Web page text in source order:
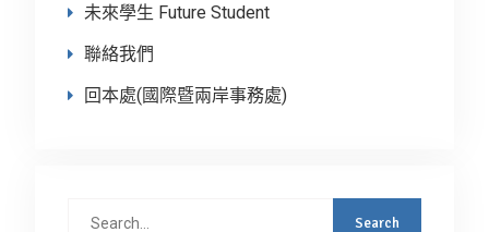
未來學生 Future Student
聯絡我們
回本處(國際暨兩岸事務處)